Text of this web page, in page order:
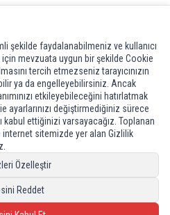
şekilde faydalanabilmeniz ve kullanıcı
mevzuata uygun bir şekilde Cookie
tercih etmezseniz tarayıcınızın
ya da engelleyebilirsiniz. Ancak
etkileyebileceğini hatırlatmak
ayarlarınızı değiştirmediğiniz sürece
kabul ettiğinizi varsayacağız. Toplanan
sitemizde yer alan Gizlilik
Özelleştir
Reddet